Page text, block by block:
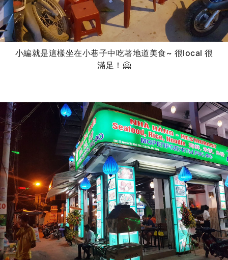
小編就是這樣坐在小巷子中吃著地道美食~ 很local 很
滿足！🤗